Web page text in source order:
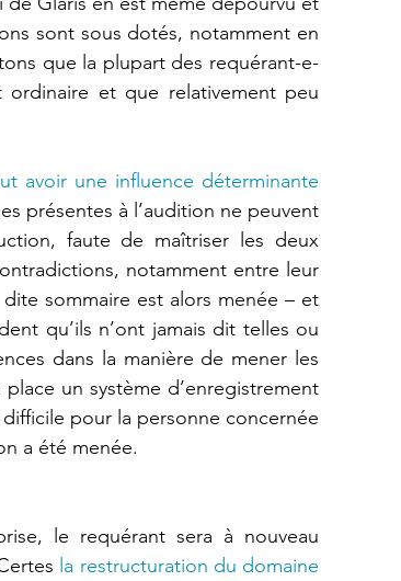
sont sous dotés, notamment en
que la plupart des requérant-e-
ordinaire et que relativement peu
avoir une influence déterminante
présentes à l’audition ne peuvent
faute de maîtriser les deux
notamment entre leur
sommaire est alors menée – et
qu’ils n’ont jamais dit telles ou
dans la manière de mener les
un système d’enregistrement
pour la personne concernée
a été menée.
le requérant sera à nouveau
la restructuration du domaine